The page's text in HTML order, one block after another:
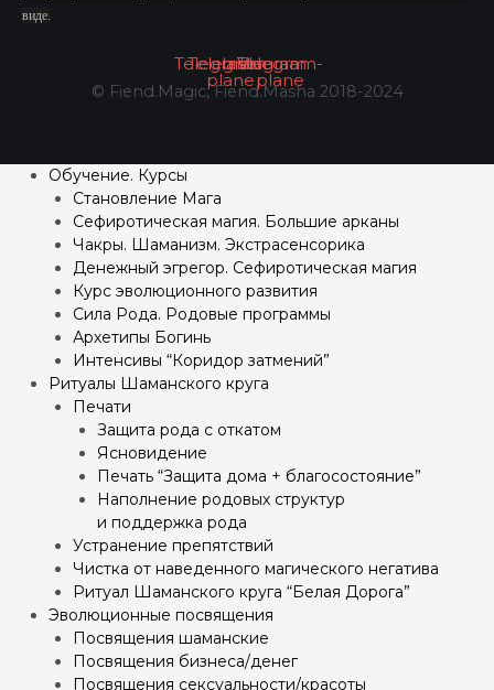
виде.
Telegram
Telegram-
plane
Vk
Instagram
Telegram-
plane
© Fiend.Magic, Fiend.Masha 2018-2024
Обучение. Курсы
Становление Мага
Сефиротическая магия. Большие арканы
Чакры. Шаманизм. Экстрасенсорика
Денежный эгрегор. Сефиротическая магия
Курс эволюционного развития
Сила Рода. Родовые программы
Архетипы Богинь
Интенсивы “Коридор затмений”
Ритуалы Шаманского круга
Печати
Защита рода с откатом
Ясновидение
Печать “Защита дома + благосостояние”
Наполнение родовых структур
и поддержка рода
Устранение препятствий
Чистка от наведенного магического негатива
Ритуал Шаманского круга “Белая Дорога”
Эволюционные посвящения
Посвящения шаманские
Посвящения бизнеса/денег
Посвящения сексуальности/красоты